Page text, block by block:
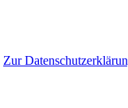
Zur